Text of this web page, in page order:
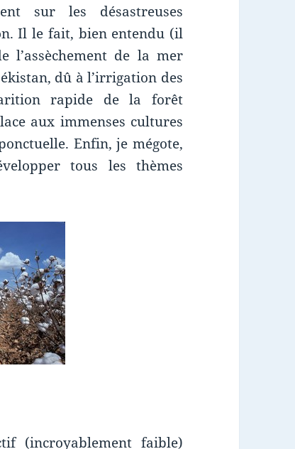
sur les désastreuses
Il le fait, bien entendu (il
l’assèchement de la mer
dû à l’irrigation des
rapide de la forêt
aux immenses cultures
Enfin, je mégote,
tous les thèmes
(incroyablement faible)